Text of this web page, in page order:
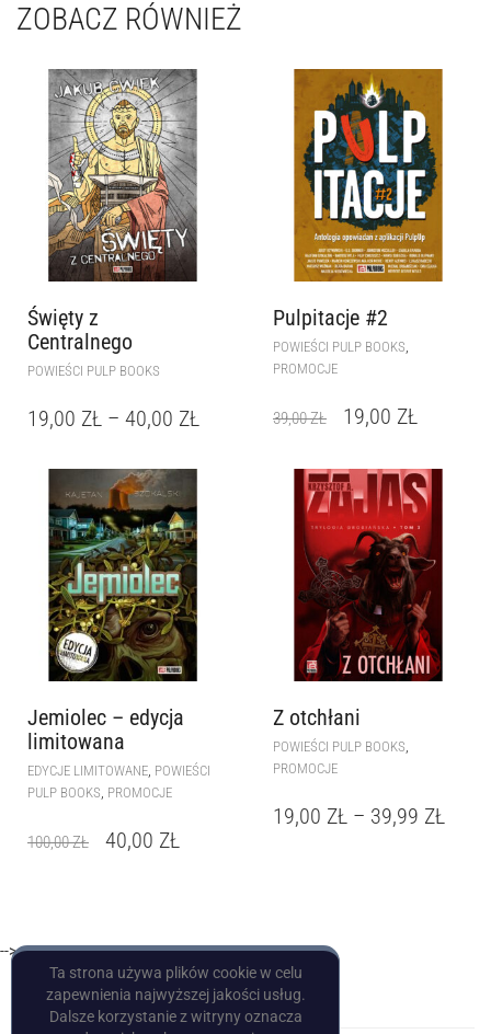
ZOBACZ RÓWNIEŻ
Święty z
Centralnego
POWIEŚCI PULP BOOKS
19,00 ZŁ – 40,00 ZŁ
Pulpitacje #2
POWIEŚCI PULP BOOKS
PROMOCJE
39,00ZŁ 19,00 ZŁ
Jemiolec – edycja
limitowana
EDYCJE LIMITOWANE POWIEŚCI
PULP BOOKS PROMOCJE
100,00ZŁ 40,00 ZŁ
Z otchłani
POWIEŚCI PULP BOOKS
PROMOCJE
19,00 ZŁ – 39,99 ZŁ
-->
Ta strona używa plików cookie w celu
zapewnienia najwyższej jakości usług.
Dalsze korzystanie z witryny oznacza